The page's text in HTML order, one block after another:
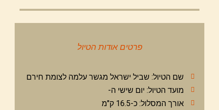
פרטים אודות הטיול
שם הטיול: שביל ישראל מגשר עלמה לצומת חירם
מועד הטיול: יום שישי ה-
אורך המסלול: כ-16.5 ק"מ